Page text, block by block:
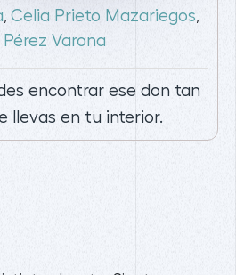
Celia Prieto Mazariegos
Pérez Varona
encontrar ese don tan
llevas en tu interior.